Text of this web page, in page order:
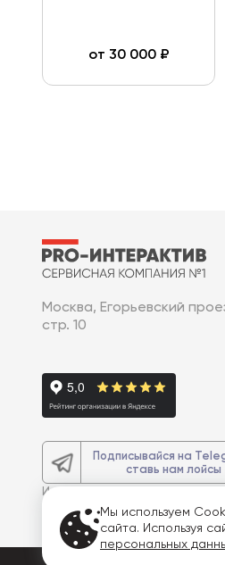
от 30 000₽
Москва, Егорьевский
стр. 10
Подписывайся на
ставь нам лойсы
И получите
Мы используем
сайта. Используя
персональных